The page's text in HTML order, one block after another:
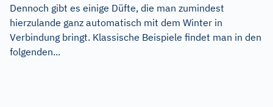
Dennoch gibt es einige Düfte, die man zumindest
hierzulande ganz automatisch mit dem Winter in
Verbindung bringt. Klassische Beispiele findet man in den
folgenden...